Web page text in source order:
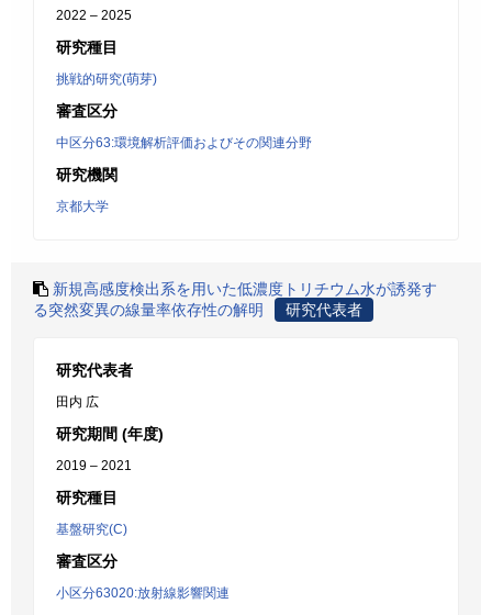
2022 – 2025
研究種目
挑戦的研究(萌芽)
審査区分
中区分63:環境解析評価およびその関連分野
研究機関
京都大学
新規高感度検出系を用いた低濃度トリチウム水が誘発す
る突然変異の線量率依存性の解明
研究代表者
研究代表者
田内 広
研究期間 (年度)
2019 – 2021
研究種目
基盤研究(C)
審査区分
小区分63020:放射線影響関連